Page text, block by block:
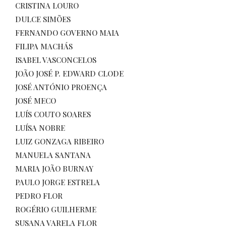
CRISTINA LOURO
DULCE SIMÕES
FERNANDO GOVERNO MAIA
FILIPA MACHÁS
ISABEL VASCONCELOS
JOÃO JOSÉ P. EDWARD CLODE
JOSÉ ANTÓNIO PROENÇA
JOSÉ MECO
LUÍS COUTO SOARES
LUÍSA NOBRE
LUIZ GONZAGA RIBEIRO
MANUELA SANTANA
MARIA JOÃO BURNAY
PAULO JORGE ESTRELA
PEDRO FLOR
ROGÉRIO GUILHERME
SUSANA VARELA FLOR